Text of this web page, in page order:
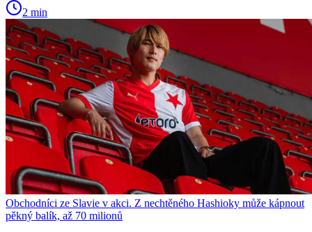
2 min
Obchodníci ze Slavie v akci. Z nechtěného Hashioky může kápnout
pěkný balík, až 70 milionů